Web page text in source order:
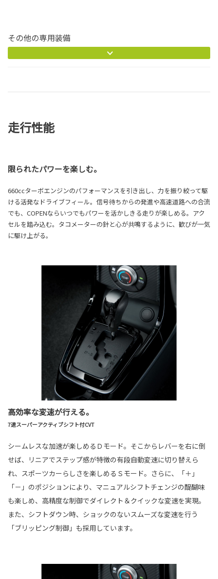
その他の専用装備
走行性能
限られたパワーを楽しむ。
660ccターボエンジンのパフォーマンスを引き出し、力を振り絞って駆
ける活発なドライブフィール。信号待ちからの発進や高速道路への合流
でも、COPENならいつでもパワーを活かしきる走りが楽しめる。アク
セルを踏み込む。タコメーターの針と心が共鳴するように、歓びが一気
に駆け上がる。
高効率な変速が行える。
7速スーパーアクティブシフト付CVT
シームレスな加速が楽しめるＤモード。そこからレバーを右に倒
せば、リニアでステップ感が特徴の有段自動変速に切り替えら
れ、スポーツカーらしさを楽しめるＳモード。さらに、「＋」
「－」のポジションにより、マニュアルシフトチェンジの醍醐味
も楽しめ、高精度な制御でダイレクト＆クイックな変速を実現。
また、シフトダウン時、ショックのないスムーズな変速を行う
「ブリッピング制御」も採用しています。